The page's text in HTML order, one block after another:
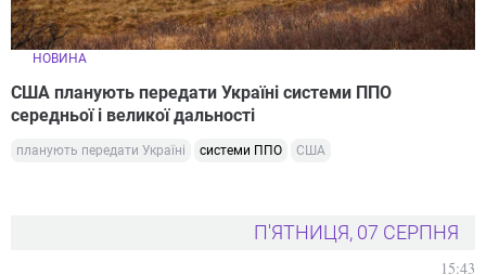
НОВИНА
США планують передати Україні системи ППО
середньої і великої дальності
планують передати Україні системи ППО США
П'ЯТНИЦЯ, 07 СЕРПНЯ
15:43